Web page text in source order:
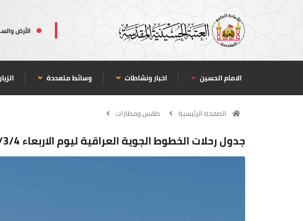
الأرض
الامام الحسين اخبار ونشاطات وسائط متعددة
الصفحة الرئيسية طقس ومطارات
جدول رحلات الخطوط الجوية العراقية ليوم الاربعاء 2020/3/4